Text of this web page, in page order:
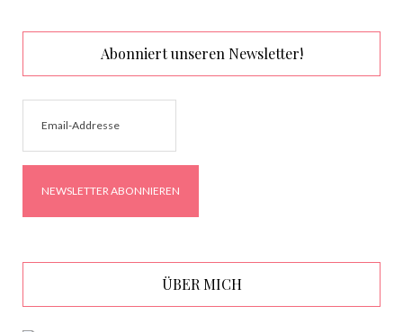
Abonniert unseren Newsletter!
ÜBER MICH